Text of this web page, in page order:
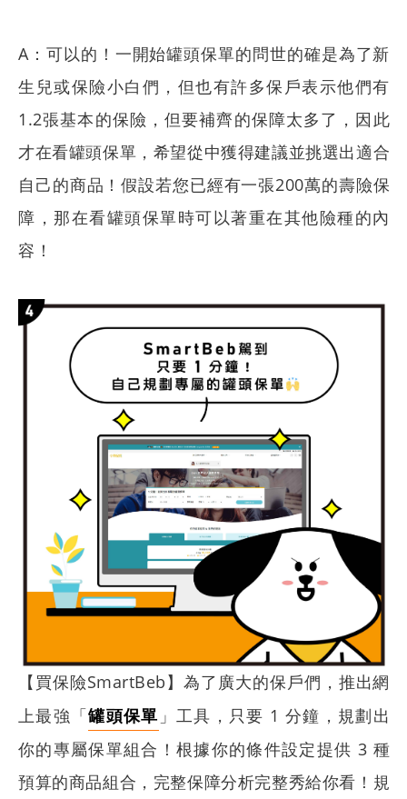
A：可以的！一開始罐頭保單的問世的確是為了新
生兒或保險小白們，但也有許多保戶表示他們有
1.2張基本的保險，但要補齊的保障太多了，因此
才在看罐頭保單，希望從中獲得建議並挑選出適合
自己的商品！假設若您已經有一張200萬的壽險保
障，那在看罐頭保單時可以著重在其他險種的內
容！
【買保險SmartBeb】為了廣大的保戶們，推出網
上最強「罐頭保單 」工具，只要 1 分鐘，規劃出
你的專屬保單組合！根據你的條件設定提供 3 種
預算的商品組合，完整保障分析完整秀給你看！ 規